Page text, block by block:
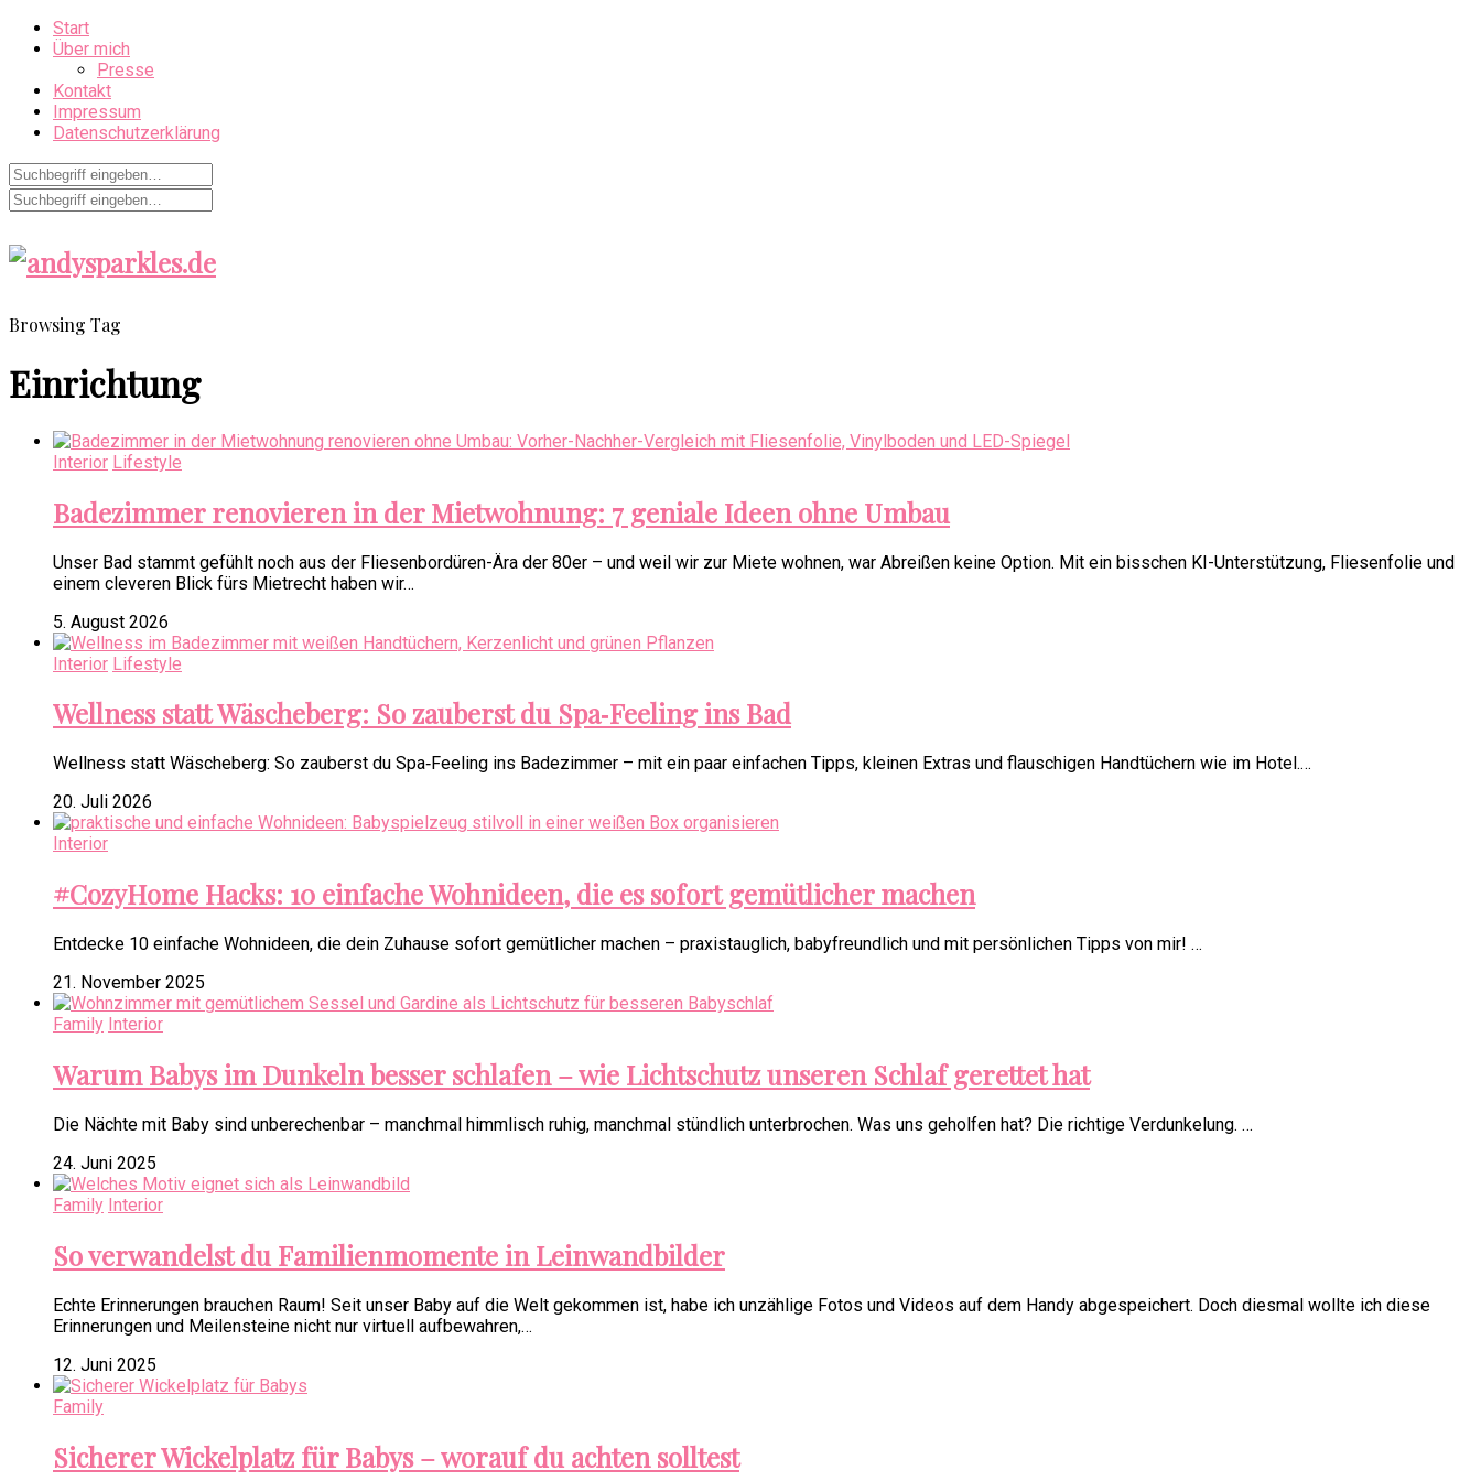
Start
Über mich
Presse
Kontakt
Impressum
Datenschutzerklärung
Browsing Tag
Einrichtung
Interior Lifestyle
Badezimmer renovieren in der Mietwohnung: 7 geniale Ideen ohne Umbau
Unser Bad stammt gefühlt noch aus der Fliesenbordüren-Ära der 80er – und weil wir zur Miete wohnen, war Abreißen keine Option. Mit ein bisschen KI-Unterstützung, Fliesenfolie und
einem cleveren Blick fürs Mietrecht haben wir…
5. August 2026
Interior Lifestyle
Wellness statt Wäscheberg: So zauberst du Spa‑Feeling ins Bad
Wellness statt Wäscheberg: So zauberst du Spa‑Feeling ins Badezimmer – mit ein paar einfachen Tipps, kleinen Extras und flauschigen Handtüchern wie im Hotel.…
20. Juli 2026
Interior
#CozyHome Hacks: 10 einfache Wohnideen, die es sofort gemütlicher machen
Entdecke 10 einfache Wohnideen, die dein Zuhause sofort gemütlicher machen – praxistauglich, babyfreundlich und mit persönlichen Tipps von mir! …
21. November 2025
Family Interior
Warum Babys im Dunkeln besser schlafen – wie Lichtschutz unseren Schlaf gerettet hat
Die Nächte mit Baby sind unberechenbar – manchmal himmlisch ruhig, manchmal stündlich unterbrochen. Was uns geholfen hat? Die richtige Verdunkelung. …
24. Juni 2025
Family Interior
So verwandelst du Familienmomente in Leinwandbilder
Echte Erinnerungen brauchen Raum! Seit unser Baby auf die Welt gekommen ist, habe ich unzählige Fotos und Videos auf dem Handy abgespeichert. Doch diesmal wollte ich diese
Erinnerungen und Meilensteine nicht nur virtuell aufbewahren,…
12. Juni 2025
Family
Sicherer Wickelplatz für Babys – worauf du achten solltest